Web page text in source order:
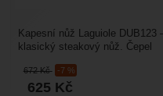
672Kč -7 %
625 Kč
Kapesní nůž Laguiole DUB123
klasický steakový nůž. Čepel
potravinářskému...